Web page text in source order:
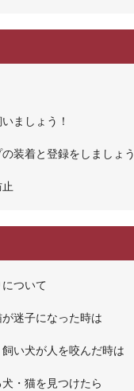
ましょう！
装着と登録をしましょう
ついて
迷子になった時は
い犬が人を咬んだ時は
・猫を見つけたら